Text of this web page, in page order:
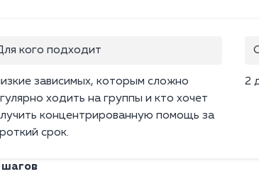
кого подходит
зависимых, которым сложно
ходить на группы и кто хочет
концентрированную помощь за
срок.
2
шагов